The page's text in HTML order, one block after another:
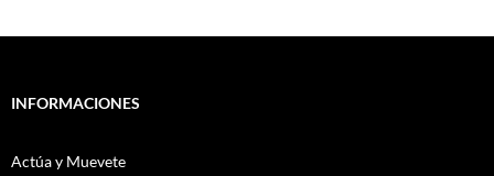
INFORMACIONES
Actúa y Muevete